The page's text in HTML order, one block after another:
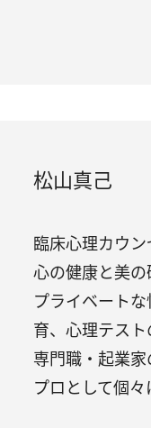
松山真己
臨床心理カウ
心の健康と美
プライベート
育、心理テスト
専門職・起業
プロとして個